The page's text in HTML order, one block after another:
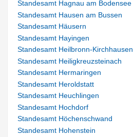
Standesamt Hagnau am Bodensee
Standesamt Hausen am Bussen
Standesamt Häusern
Standesamt Hayingen
Standesamt Heilbronn-Kirchhausen
Standesamt Heiligkreuzsteinach
Standesamt Hermaringen
Standesamt Heroldstatt
Standesamt Heuchlingen
Standesamt Hochdorf
Standesamt Höchenschwand
Standesamt Hohenstein